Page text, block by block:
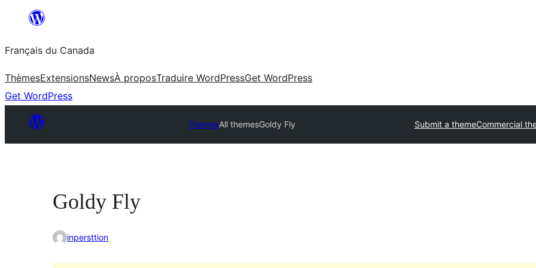
contenu
Français du Canada
ThèmesExtensionsNewsÀ proposTraduire WordPressGet WordPress
Get WordPress
ThemesAll themesGoldy Fly Submit a themeCommercial
Goldy Fly
inpersttion